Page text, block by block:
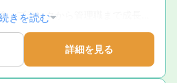
・ブランクから管理職まで成長を
フステージの変化に寄り添う手
社員が転職活動をしなくていい
きを読む
詳細を見る